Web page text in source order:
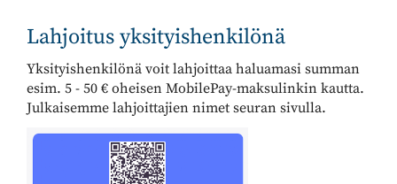
Lahjoitus yksityishenkilönä
Yksityishenkilönä voit lahjoittaa haluamasi summan
esim. 5 - 50 € oheisen MobilePay-maksulinkin kautta.
Julkaisemme lahjoittajien nimet seuran sivulla.